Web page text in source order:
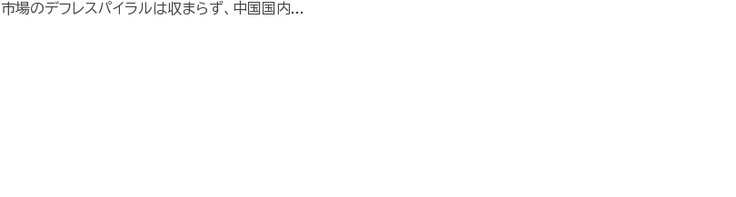
市場のデフレスパイラルは収まらず、中国国内...